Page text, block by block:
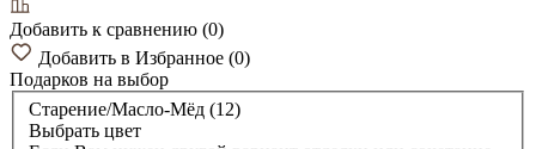
Добавить к сравнению (0)
Добавить в Избранное (0)
Подарков на выбор
Старение/Масло-Мёд (12)
Выбрать цвет